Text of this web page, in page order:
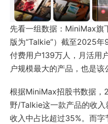
先看一组数据： MiniMax旗
版为“Talkie”）截至2025年
付费用户139万人，月活用
户规模最大的产品，也是该
根据MiniMax招股书数据，
野/Talkie这一款产品的收
收入中占比超过35%。而字